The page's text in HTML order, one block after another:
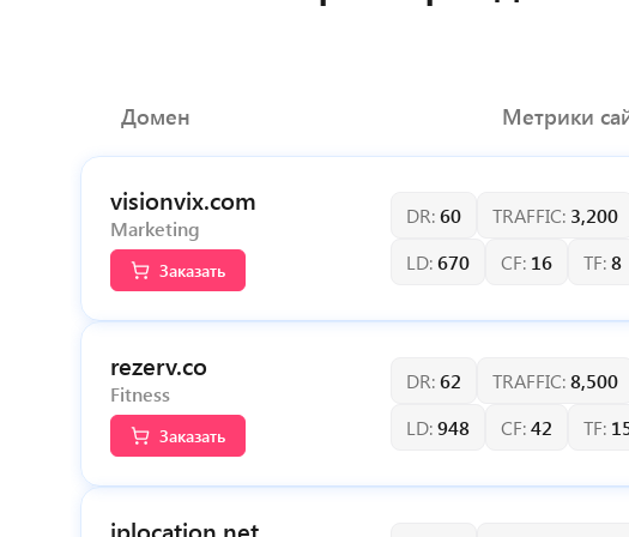
Домен Метрики
visionvix.com
Marketing
Заказать
DR:60 TRAFFIC: 3,200
LD:670 CF: 16 TF:8
rezerv.co
Fitness
Заказать
DR:62 TRAFFIC:8,500
LD:948 CF:42 TF:
iplocation.net